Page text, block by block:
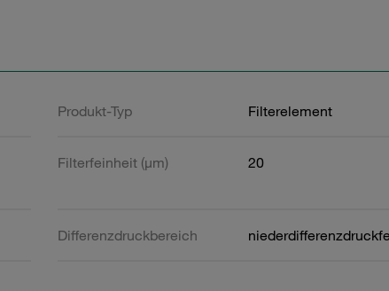
Produkt-Typ Filterelement
Filterfeinheit (µm) 20
Differenzdruckbereich